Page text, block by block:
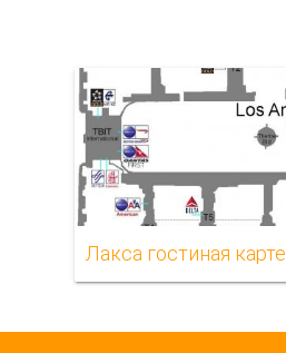
Лакса гостиная карте